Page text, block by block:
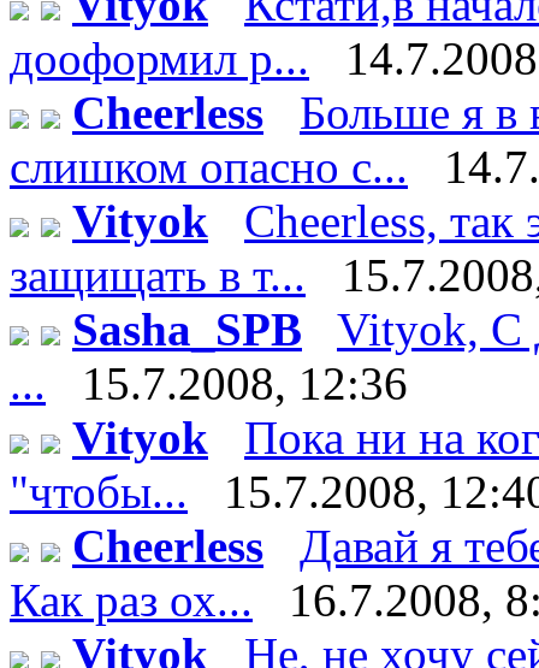
дооформил р...
Cheerless
Больше я в
слишком опасно с...
Vityok
Cheerless,
защищать в т...
Sasha_SPB
Vityok, С
...
15.7.2008, 12:36
Vityok
Пока ни на
"чтобы...
15.7.2008,
Cheerless
Давай я
Как раз ох...
16.7.2008,
Vityok
Не, не хочу